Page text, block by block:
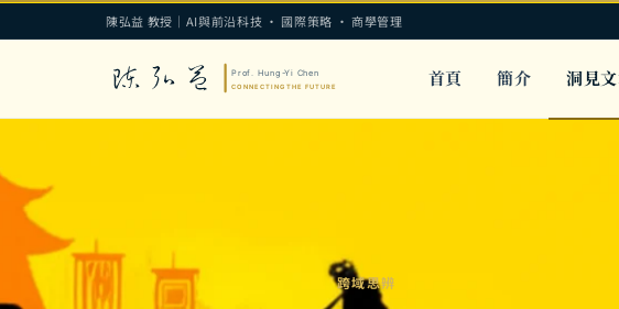
陳弘益 教授｜AI與前沿科技 · 國際策略 · 商學管理
首頁 簡介 洞見
跨域思辨